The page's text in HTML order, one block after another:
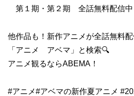
第１期・第２期 全話無料配信中
他作品も！新作アニメが全話無料配
「アニメ アベマ」と検索🔍
アニメ観るならABEMA！
#アニメ#アベマの新作夏アニメ